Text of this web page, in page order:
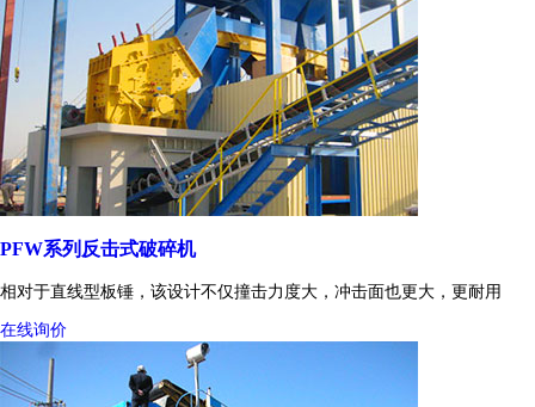
PFW系列反击式破碎机
相对于直线型板锤，该设计不仅撞击力度大，冲击面也更大，更耐用
在线询价